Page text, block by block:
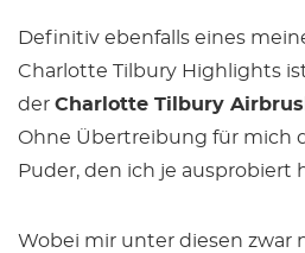
Definitiv ebenfalls eines
Charlotte Tilbury Highlights
der Charlotte Tilbury
Ohne Übertreibung für mich
Puder, den ich je ausprobiert
Wobei mir unter diesen zwar